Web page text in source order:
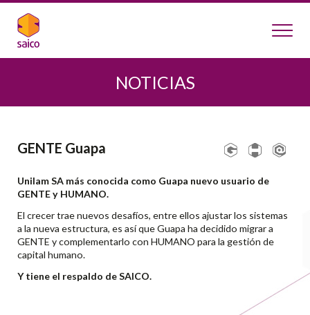
NOTICIAS
GENTE Guapa
Unilam SA más conocida como Guapa nuevo usuario de
GENTE y HUMANO.
El crecer trae nuevos desafíos, entre ellos ajustar los sistemas
a la nueva estructura, es así que Guapa ha decidido migrar a
GENTE y complementarlo con HUMANO para la gestión de
capital humano.
Y tiene el respaldo de SAICO.